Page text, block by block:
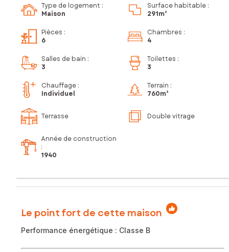
Type de logement :
Maison
Surface habitable :
291m²
Pièces :
6
Chambres :
4
Salles de bain :
3
Toilettes :
3
Chauffage :
Individuel
Terrain :
760m²
Terrasse Double vitrage
Année de construction
:
1940
Le point fort de cette maison
Performance énergétique : Classe B